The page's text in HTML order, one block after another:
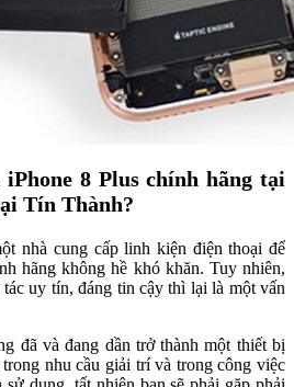
8 Plus chính hãng tại
Tín Thành?
nhà cung cấp linh kiện điện thoại để
hãng không hề khó khăn. Tuy nhiên,
uy tín, đáng tin cậy thì lại là một vấn
đã và đang dần trở thành một thiết bị
nhu cầu giải trí và trong công việc